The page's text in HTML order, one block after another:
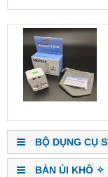
BỘ DỤNG CỤ
BÀN ỦI KHÔ ✧